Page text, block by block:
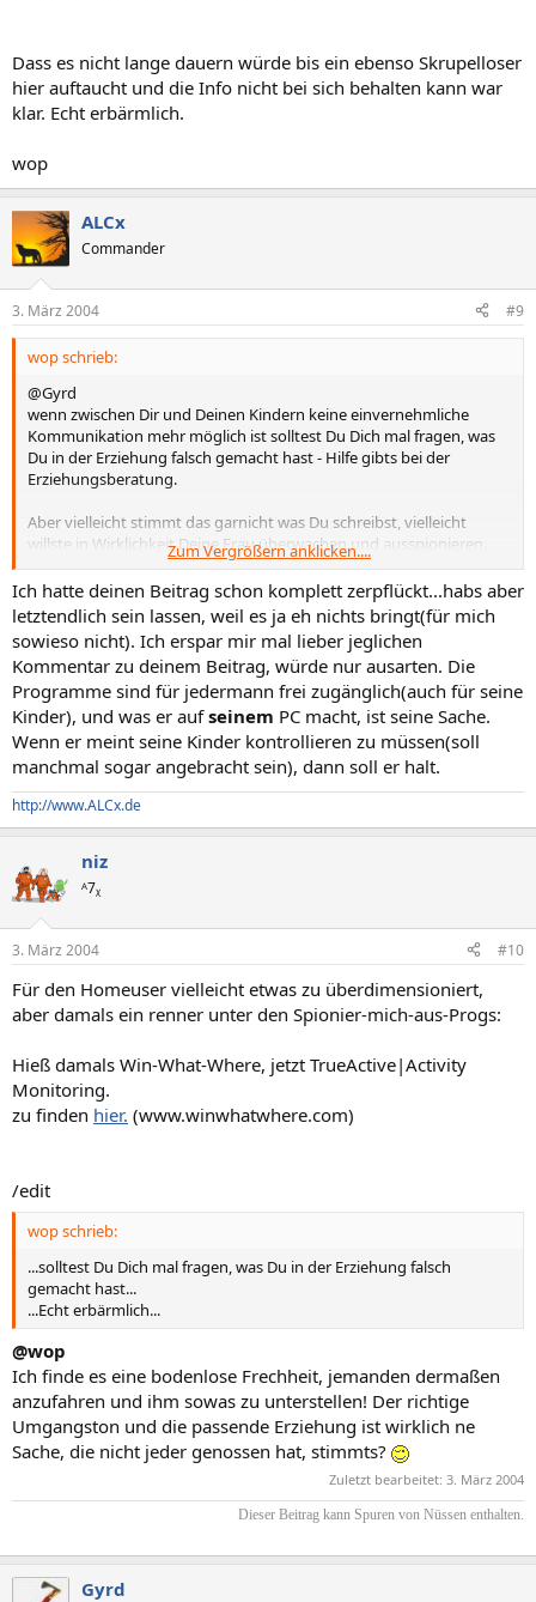
Dass es nicht lange dauern würde bis ein ebenso Skrupelloser
hier auftaucht und die Info nicht bei sich behalten kann war
klar. Echt erbärmlich.
wop
ALCx
Commander
3. März 2004 #9
wop schrieb:
@Gyrd
wenn zwischen Dir und Deinen Kindern keine einvernehmliche
Kommunikation mehr möglich ist solltest Du Dich mal fragen, was
Du in der Erziehung falsch gemacht hast - Hilfe gibts bei der
Erziehungsberatung.
Aber vielleicht stimmt das garnicht was Du schreibst, vielleicht
willste in Wirklichkeit Deine Frau überwachen und ausspionieren.
Egal, ob so oder so, Du begibst Dich in einen Teufelskreis, bei dem
Du der sichere Verlierer bist - denn selbst ein DAU wird irgendwann
das Spionageprog entdecken.
Dass es nicht lange dauern würde bis ein ebenso Skrupelloser hier
auftaucht und die Info nicht bei sich behalten kann war klar. Echt
erbärmlich.
Zum Vergrößern anklicken....
Ich hatte deinen Beitrag schon komplett zerpflückt...habs aber
letztendlich sein lassen, weil es ja eh nichts bringt(für mich
sowieso nicht). Ich erspar mir mal lieber jeglichen
Kommentar zu deinem Beitrag, würde nur ausarten. Die
Programme sind für jedermann frei zugänglich(auch für seine
Kinder), und was er aufseinem PC macht, ist seine Sache.
Wenn er meint seine Kinder kontrollieren zu müssen(soll
manchmal sogar angebracht sein), dann soll er halt.
http://www.ALCx.de
niz
ᴬ7ᵪ
3. März 2004 #10
Für den Homeuser vielleicht etwas zu überdimensioniert,
aber damals ein renner unter den Spionier-mich-aus-Progs:
Hieß damals Win-What-Where, jetzt TrueActive|Activity
Monitoring.
zu finden hier. (www.winwhatwhere.com)
/edit
wop schrieb:
...solltest Du Dich mal fragen, was Du in der Erziehung falsch
gemacht hast...
...Echt erbärmlich...
@wop
Ich finde es eine bodenlose Frechheit, jemanden dermaßen
anzufahren und ihm sowas zu unterstellen! Der richtige
Umgangston und die passende Erziehung ist wirklich ne
Sache, die nicht jeder genossen hat, stimmts?
Zuletzt bearbeitet: 3. März 2004
Dieser Beitrag kann Spuren von Nüssen enthalten.​
Gyrd